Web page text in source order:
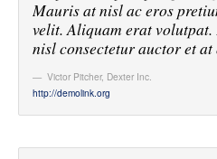
Mauris at nisl ac eros
velit. Aliquam erat
nisl consectetur auctor et at
Victor Pitcher, Dexter Inc.
http://demolink.org